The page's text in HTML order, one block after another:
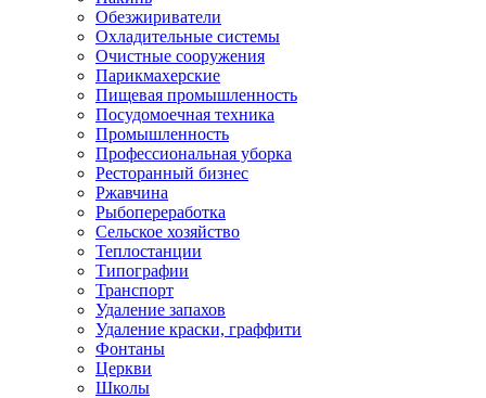
Обезжириватели
Охладительные системы
Очистные сооружения
Парикмахерские
Пищевая промышленность
Посудомоечная техника
Промышленность
Профессиональная уборка
Ресторанный бизнес
Ржавчина
Рыбопереработка
Сельское хозяйство
Теплостанции
Типографии
Транспорт
Удаление запахов
Удаление краски, граффити
Фонтаны
Церкви
Школы